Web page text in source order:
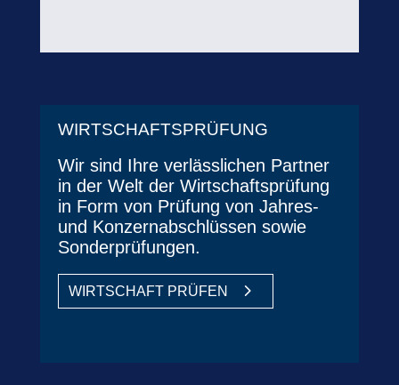
WIRTSCHAFTSPRÜFUNG
Wir sind Ihre verlässlichen Partner
in der Welt der Wirtschaftsprüfung
in Form von Prüfung von Jahres-
und Konzernabschlüssen sowie
Sonderprüfungen.
WIRTSCHAFT PRÜFEN